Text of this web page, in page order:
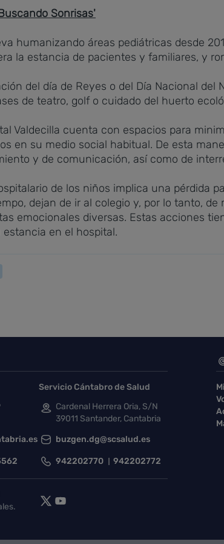
Sonrisas'
humanizando áreas pediátricas desde
la estancia de pacientes y familiares, y
del día de Reyes o del Día Nacional
de teatro, golf o cuidado del huerto
Valdecilla cuenta con espacios para
en su medio social habitual. De esta
y de comunicación, así como de
de los niños implica una pérdida
dejan de ir al colegio y, por lo tanto,
emocionales diversas. Estas acciones
en el hospital.
página
Servicio Cántabro de Salud
Cardenal Herrera Oria, S/N
39011 Santander, Cantabria
buzgen.dg@scsalud.es
942202770 942202772